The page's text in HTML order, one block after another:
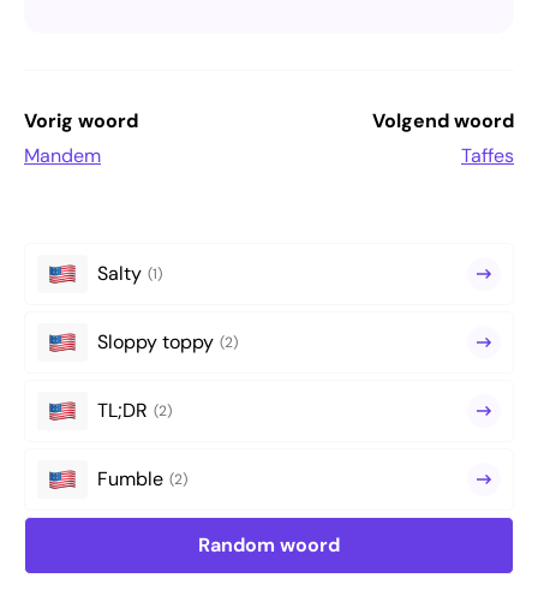
Vorig woord
Mandem
Volgend woord
Taffes
Salty (1)
Sloppy toppy (2)
TL;DR (2)
Fumble (2)
Random woord